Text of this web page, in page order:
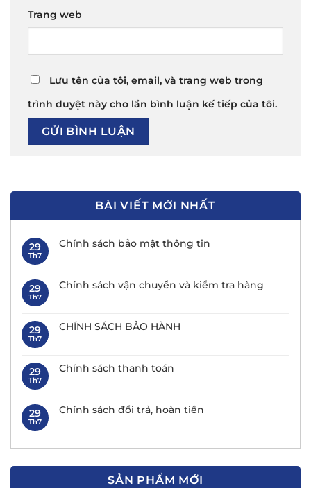
Trang web
Lưu tên của tôi, email, và trang web trong
trình duyệt này cho lần bình luận kế tiếp của tôi.
BÀI VIẾT MỚI NHẤT
29
Th7
Chính sách bảo mật thông tin
29
Th7
Chính sách vận chuyển và kiểm tra hàng
29
Th7
CHÍNH SÁCH BẢO HÀNH
29
Th7
Chính sách thanh toán
29
Th7
Chính sách đổi trả, hoàn tiền
SẢN PHẨM MỚI